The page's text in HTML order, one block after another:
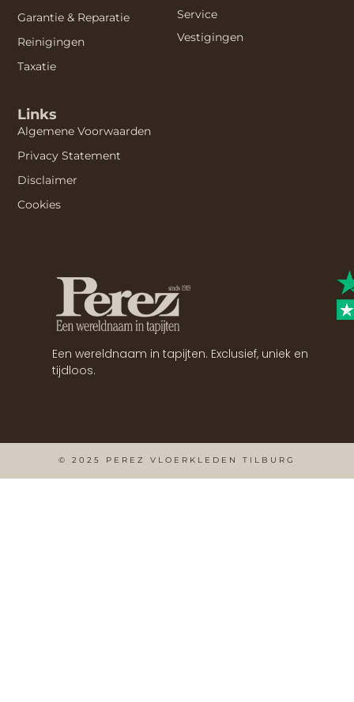
Een wereldnaam in tapijten. Exclusief, uniek en
tijdloos.
Service
Vestigingen
Garantie & Reparatie
Reinigingen
Taxatie
Links
Algemene Voorwaarden
Privacy Statement
Disclaimer
Cookies
© 2025 PEREZ VLOERKLEDEN TILBURG